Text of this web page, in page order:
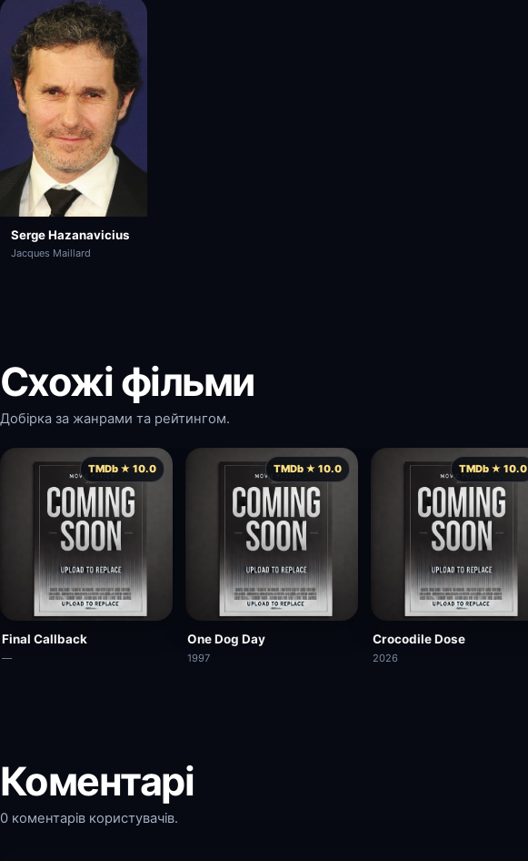
Serge Hazanavicius
Jacques Maillard
Схожі фільми
Добірка за жанрами та рейтингом.
TMDb ★ 10.0
Final Callback
—
TMDb ★ 10.0
One Dog Day
1997
TMDb ★ 10.0
Crocodile Dose
2026
Коментарі
0 коментарів користувачів.